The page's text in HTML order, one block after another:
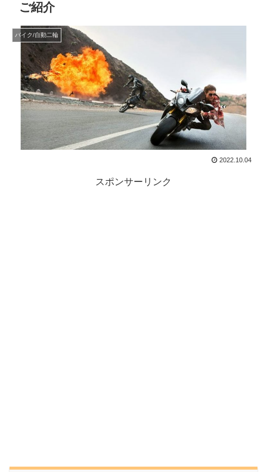
ご紹介
バイク/自動二輪
2022.10.04
スポンサーリンク